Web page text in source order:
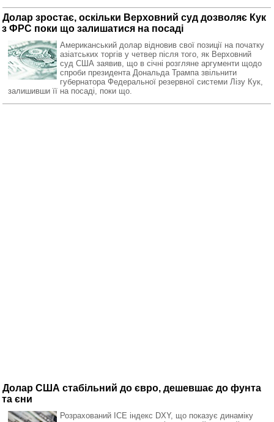
Долар зростає, оскільки Верховний суд дозволяє Кук
з ФРС поки що залишатися на посаді
Американський долар відновив свої позиції на початку
азіатських торгів у четвер після того, як Верховний
суд США заявив, що в січні розгляне аргументи щодо
спроби президента Дональда Трампа звільнити
губернатора Федеральної резервної системи Лізу Кук,
залишивши її на посаді, поки що.
Долар США стабільний до євро, дешевшає до фунта
та єни
Розрахований ICE індекс DXY, що показує динаміку